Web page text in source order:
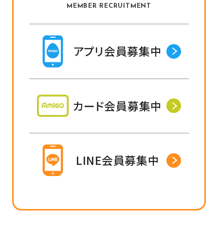
MEMBER RECRUITMENT
アプリ会員募集中
カード会員募集中
LINE会員募集中